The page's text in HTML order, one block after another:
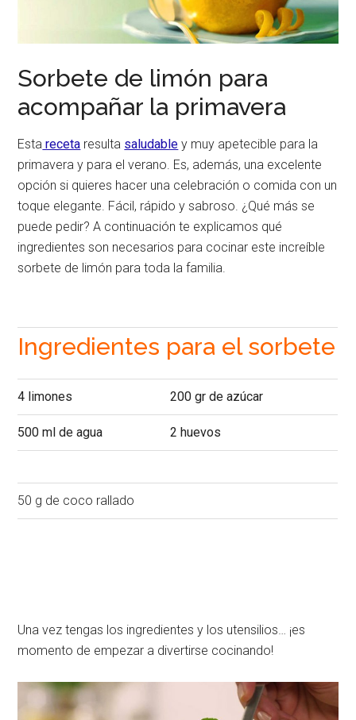
Sorbete de limón para
acompañar la primavera
Esta receta resulta saludable y muy apetecible para la
primavera y para el verano. Es, además, una excelente
opción si quieres hacer una celebración o comida con un
toque elegante. Fácil, rápido y sabroso. ¿Qué más se
puede pedir? A continuación te explicamos qué
ingredientes son necesarios para cocinar este increíble
sorbete de limón para toda la familia.
Ingredientes para el sorbete
4 limones 200 gr de azúcar
500 ml de agua 2 huevos
50 g de coco rallado
Una vez tengas los ingredientes y los utensilios… ¡es
momento de empezar a divertirse cocinando!